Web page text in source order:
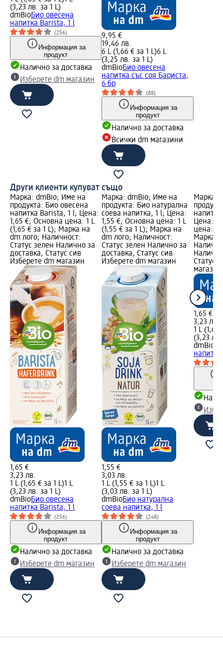
(3,23 лв. за 1 L)
dmBioБио овесена
напитка Barista, 1 l
(256)
Информация за
продукт
Налично за доставка
Изберете dm магазин
9,95 €
19,46 лв.
6 L (1,66 € за 1 L)6 L
(3,25 лв. за 1 L)
dmBioБио овесена
напитка със соя Бариста,
6 бр
(88)
Информация за
продукт
Налично за доставка
Всички dm магазини
Други клиенти купуват също
Марка: dmBio; Име на
продукта: Био овесена
напитка Barista, 1 l; Цена:
1,65 €; Основна цена: 1 L
(1,65 € за 1 L); Марка на
dm лого; Наличност:
Статус зелен Налично за
доставка, Статус сив
Изберете dm магазин
1,65 €
3,23 лв.
1 L (1,65 € за 1 L)1 L
(3,23 лв. за 1 L)
dmBioБио овесена
напитка Barista, 1 l
(256)
Информация за
продукт
Налично за доставка
Изберете dm магазин
Марка: dmBio; Име на
продукта: Био натурална
соева напитка, 1 l; Цена:
1,55 €; Основна цена: 1 L
(1,55 € за 1 L); Марка на
dm лого; Наличност:
Статус зелен Налично за
доставка, Статус сив
Изберете dm магазин
1,55 €
3,03 лв.
1 L (1,55 € за 1 L)1 L
(3,03 лв. за 1 L)
dmBioБио натурална
соева напитка, 1 l
(248)
Информация за
продукт
Налично за доставка
Изберете dm магазин
Марка:
Цена:
цена: 1
Марка
Статус
магазин
1,65 €
3,23 лв.
1 L (1,65
(3,23 лв.
dmBio